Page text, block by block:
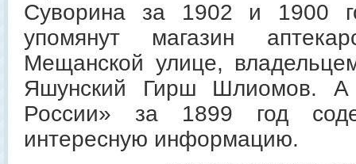
Суворина за 1902 и 1900
упомянут магазин
Мещанской улице,
Яшунский Гирш Шлиомов. А
России» за 1899 год
интересную информацию.